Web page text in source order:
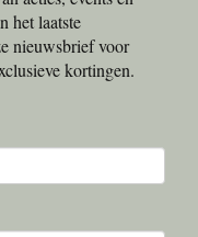
het laatste
nieuwsbrief voor
kortingen.